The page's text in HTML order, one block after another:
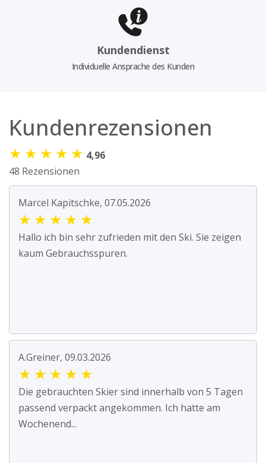
Kundendienst
Individuelle Ansprache des Kunden
Kundenrezensionen
★ ★ ★ ★ ★ 4,96
48 Rezensionen
Marcel Kapitschke, 07.05.2026
★ ★ ★ ★ ★
Hallo ich bin sehr zufrieden mit den Ski. Sie zeigen
kaum Gebrauchsspuren.
A.Greiner, 09.03.2026
★ ★ ★ ★ ★
Die gebrauchten Skier sind innerhalb von 5 Tagen
passend verpackt angekommen. Ich hatte am
Wochenend...